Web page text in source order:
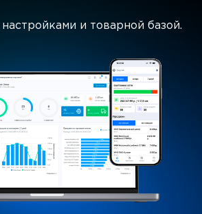
и товарной базой.